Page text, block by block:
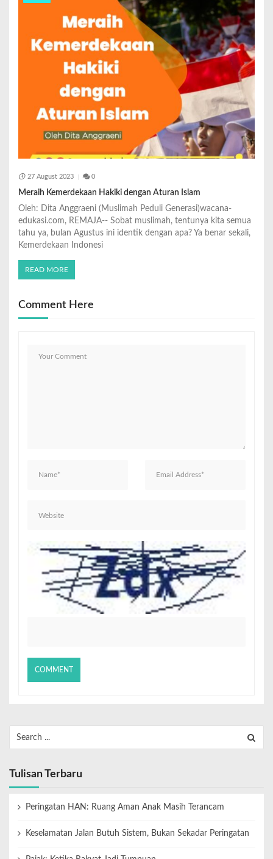
27 August 2023 0
Meraih Kemerdekaan Hakiki dengan Aturan Islam
Oleh: Dita Anggraeni (Muslimah Peduli Generasi)wacana-
edukasi.com, REMAJA-- Sobat muslimah, tentunya kita semua
tahu ya, bulan Agustus ini identik dengan apa? Ya benar sekali,
Kemerdekaan Indonesi
READ MORE
Comment Here
Tulisan Terbaru
Peringatan HAN: Ruang Aman Anak Masih Terancam
Keselamatan Jalan Butuh Sistem, Bukan Sekadar Peringatan